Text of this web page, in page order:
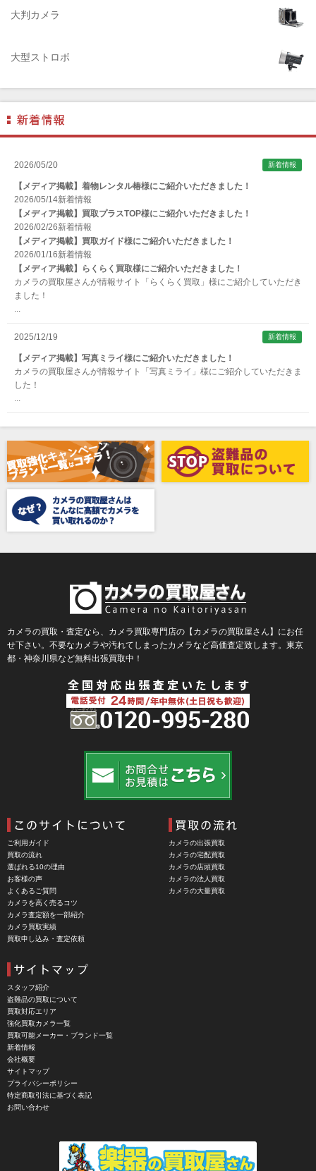
ALPA（アルパ）
ALT（アルト）
ARAX（アラクス）
Arca-Swiss（アルカスイス）
Argus （アーガス）
ARNUVO（アルヌボ）
ARTISAN&ARTIST (アルティザンアンドアーティスト)
Aska（アスカ/飛鳥）
ATOMOS（アトモス）
erg（エルグ）
AVENON（アベノン）
Awagami Factory（アワガミファクトリー）
Belkin（ベルキン）
Bencini（ベンチーニ）
BENRO（ベンロ）
BERGEON（ベルジョン）
Blackmagic Design（ブラックマジックデザイン）
BLACKRAPID （ブラックラピッド）
BLaKPIXEL（ブラックピクセル）
Bokkeh（ボケ）
Bolsey（ボルシー）
BRAUN（ブラウン）
BUFFALO（バッファロー）
Cam Caddie（カムキャディ）
Carhartt（カーハート）
Carl Zeiss Jena（カールツアイスイエナ）
CASIO（カシオ）
CBL Lens（シービーエル）
CHINON（チノン）
CHIYOCA 千代田商会（ちよだしょうかい）
CIESTA（シエスタ）
Cineroid（シネロイド）
CINEVATE （シネベート）
CIRO （シロ）
CLARUS（クラルス）
Clay Smith（クレイスミス）
COMET（コメット）
Corfield（コーフィールド）
COSINA（コシナ）
大判カメラ
大型ストロボ
2026/05/20 新着情報
【メディア掲載】着物レンタル椿様にご紹介いただきました！
2026/05/14新着情報
【メディア掲載】買取プラスTOP様にご紹介いただきました！
2026/02/26新着情報
【メディア掲載】買取ガイド様にご紹介いただきました！
2026/01/16新着情報
【メディア掲載】らくらく買取様にご紹介いただきました！
カメラの買取屋さんが情報サイト「らくらく買取」様にご紹介していただき
ました！
2025/12/19 新着情報
【メディア掲載】写真ミライ様にご紹介いただきました！
カメラの買取屋さんが情報サイト「写真ミライ」様にご紹介していただきま
した！
カメラの買取・査定なら、カメラ買取専門店の【カメラの買取屋さん】にお任
せ下さい。不要なカメラや汚れてしまったカメラなど高価査定致します。東京
都・神奈川県など無料出張買取中！
ご利用ガイド
買取の流れ
選ばれる10の理由
お客様の声
よくあるご質問
カメラを高く売るコツ
カメラ査定額を一部紹介
カメラ買取実績
買取申し込み・査定依頼
カメラの出張買取
カメラの宅配買取
カメラの店頭買取
カメラの法人買取
カメラの大量買取
スタッフ紹介
盗難品の買取について
買取対応エリア
強化買取カメラ一覧
買取可能メーカー・ブランド一覧
新着情報
会社概要
サイトマップ
プライバシーポリシー
特定商取引法に基づく表記
お問い合わせ